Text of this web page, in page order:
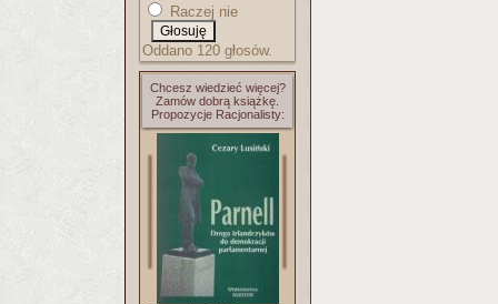
Raczej nie
Oddano 120 głosów.
Chcesz wiedzieć więcej?
Zamów dobrą książkę.
Propozycje Racjonalisty: